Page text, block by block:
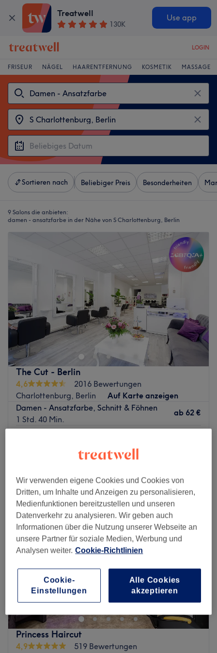
Treatwell
130K
Use app
LOGIN
FRISEUR NÄGEL HAARENTFERNUNG KOSMETIK MASSAGE
Sortieren nach Beliebiger Preis Besonderheiten
9 Salons die anbieten:
damen - ansatzfarbe in der Nähe von S Charlottenburg, Berlin
The Cut - Berlin
4,6
2016 Bewertungen
Charlottenburg, Berlin
Auf Karte anzeigen
Damen - Ansatzfarbe, Schnitt & Föhnen
1 Std. 40 Min.
ab 62 €
Schnellansicht Saloninfos
Montag –18:00
Dienstag
Mittwoch
–18:00
Donnerstag
10:00 –
18:00
Freitag
10:00
18:00
Samstag
10:00–
Sonntag
The Cut – der Haarschnitt, der dich glücklich machen
wird. In der Kantstraße mitten im Herzen von Berlin-
Charlottenburg, in der Nähe der Fußgängerzone,
bekommst du garantiert deine Wunschhaarpracht
verpasst. Wenn du möchtest, kannst du dir deinen
verbindlichen, persönlichen Wunschtermin völlig
unkompliziert und schnell mit nur wenigen Klicks online
Princess Haircut
4,9
519 Bewertungen
Wir verwenden eigene Cookies und Cookies von
Dritten, um Inhalte und Anzeigen zu personalisieren,
Medienfunktionen bereitzustellen und unseren
Datenverkehr zu analysieren. Wir geben auch
Informationen über die Nutzung unserer Webseite an
unsere Partner für soziale Medien, Werbung und
Analysen weiter. Cookie-Richtlinien
Cookie-
Einstellungen
Alle Cookies
akzeptieren